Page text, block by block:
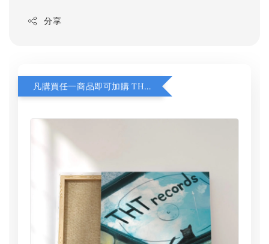
分享
凡購買任一商品即可加購 THT 九週年 同一片天空 無框畫 30 x 30 cm 附掛勾 (黑膠封面大小）